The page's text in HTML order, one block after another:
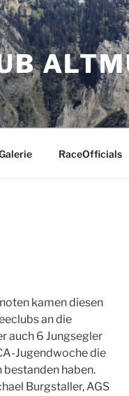
RaceOfficials
kamen diesen
an die
auch 6 Jungsegler
Jugendwoche die
haben.
Burgstaller, AGS